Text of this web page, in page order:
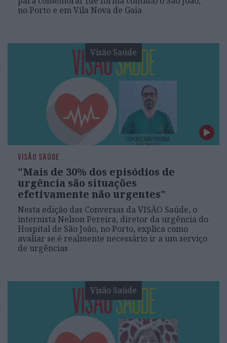
no Porto e em Vila Nova de Gaia
Visão Saúde
VISÃO SAÚDE
"Mais de 30% dos episódios de
urgência são situações
efetivamente não urgentes"
Nesta edição das Conversas da VISÃO Saúde, o
internista Nelson Pereira, diretor da urgência do
Hospital de São João, no Porto, explica como
avaliar se é realmente necessário ir a um serviço
de urgências
Visão Saúde